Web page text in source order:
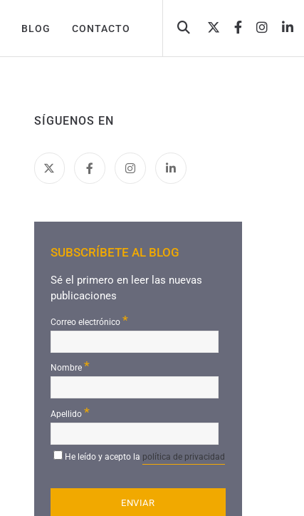
BLOG CONTACTO
SÍGUENOS EN
SUBSCRÍBETE AL BLOG
Sé el primero en leer las nuevas
publicaciones
Correo electrónico *
Nombre *
Apellido *
He leído y acepto la política de privacidad